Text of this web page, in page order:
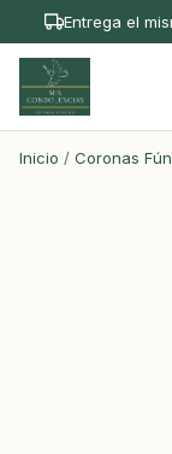
Entrega el
Inicio / Coronas